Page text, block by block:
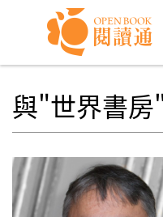
Skip to navigation
移至主內容
與"世界書